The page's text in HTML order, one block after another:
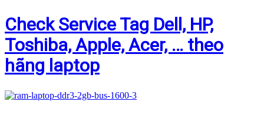
Check Service Tag Dell, HP,
Toshiba, Apple, Acer, … theo
hãng laptop